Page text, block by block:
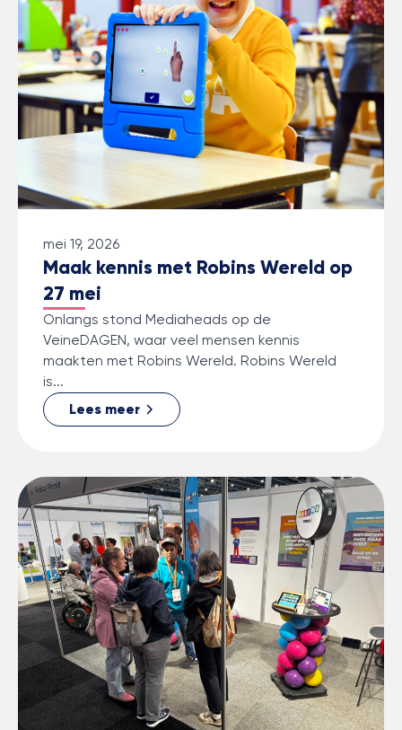
mei 19, 2026
Maak kennis met Robins Wereld op
27 mei
Onlangs stond Mediaheads op de
VeineDAGEN, waar veel mensen kennis
maakten met Robins Wereld. Robins Wereld
is...
Lees meer